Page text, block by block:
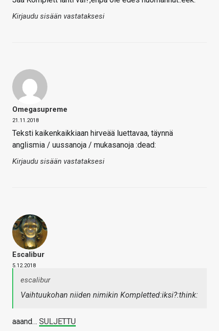
Kirjaudu sisään vastataksesi
Omegasupreme
21.11.2018
Teksti kaikenkaikkiaan hirveää luettavaa, täynnä
anglismia / uussanoja / mukasanoja :dead:
Kirjaudu sisään vastataksesi
Escalibur
5.12.2018
escalibur
Vaihtuukohan niiden nimikin Kompletted:iksi?:think:
aaand… SULJETTU